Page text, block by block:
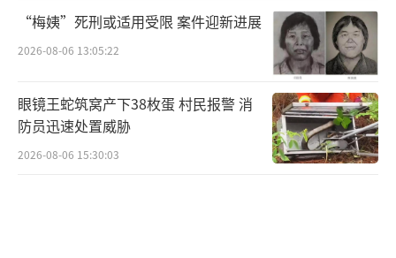
“梅姨”死刑或适用受限 案件迎新进展
2026-08-06 13:05:22
眼镜王蛇筑窝产下38枚蛋 村民报警 消
防员迅速处置威胁
2026-08-06 15:30:03